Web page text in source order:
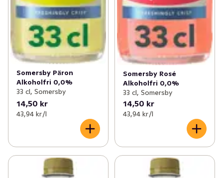
Somersby Päron
Alkoholfri 0,0%
33 cl, Somersby
14,50 kr
43,94 kr /l
Somersby Rosé
Alkoholfri 0,0%
33 cl, Somersby
14,50 kr
43,94 kr /l